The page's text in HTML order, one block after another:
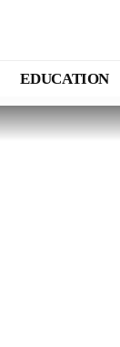
EDUCATION